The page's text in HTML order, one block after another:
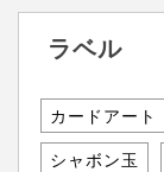
ラベル
カードアート
シャボン玉